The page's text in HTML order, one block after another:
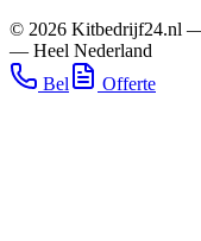
© 2026 Kitbedrijf24.nl
— Heel Nederland
Bel
Offerte